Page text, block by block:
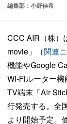
編集部：小野佳希
CCC AIR（株）
movie」（関連
機能やGoogle
Wi-Fiルーター
TV端末「Air
行発売する。全
より開始予定。